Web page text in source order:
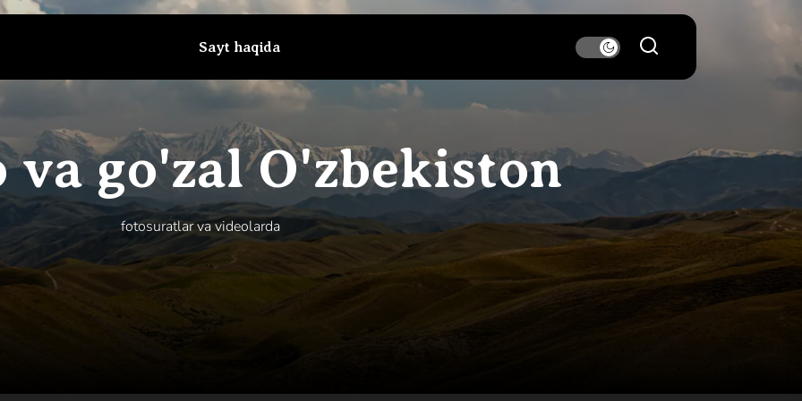
go'zal O'zbekiston
fotosuratlar va videolarda
Sayt haqida